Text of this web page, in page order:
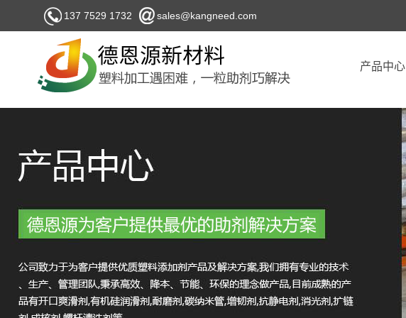
137 7529 1732 sales@kangneed.com
产品中心